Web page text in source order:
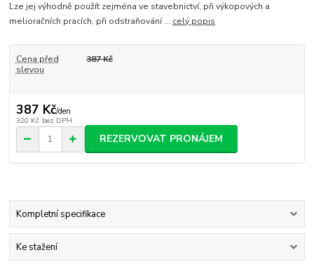
Lze jej výhodně použít zejména ve stavebnictví, při výkopových a
melioračních pracích, při odstraňování ... celý popis
Cena před
slevou
387 Kč
387 Kč/den
320 Kč bez DPH
REZERVOVAT PRONÁJEM
Kompletní specifikace
Ke stažení